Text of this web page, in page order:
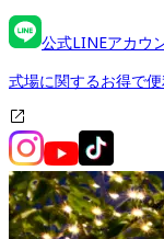
公式LINEアカウ
式場に関するお得で